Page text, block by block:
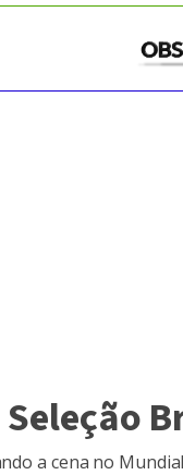
a cena no Mundial